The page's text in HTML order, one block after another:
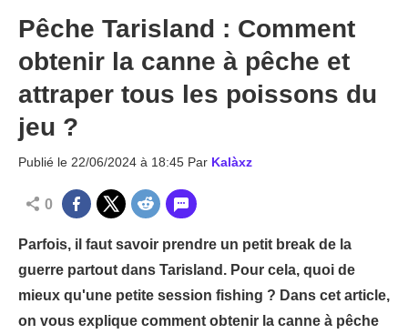
MGG
Pêche Tarisland : Comment
obtenir la canne à pêche et
attraper tous les poissons du
jeu ?
Publié le 22/06/2024 à 18:45 Par Kalàxz
0
Parfois, il faut savoir prendre un petit break de la
guerre partout dans Tarisland. Pour cela, quoi de
mieux qu'une petite session fishing ? Dans cet article,
on vous explique comment obtenir la canne à pêche